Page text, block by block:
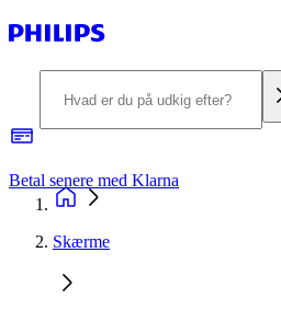
Betal senere med Klarna
Skærme